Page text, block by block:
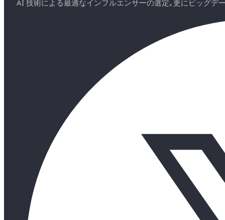
AI 技術による最適なインフルエンサーの選定｡更にビッグデ